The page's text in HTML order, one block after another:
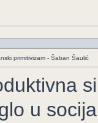
primitivizam - Šaban Šaulić
u